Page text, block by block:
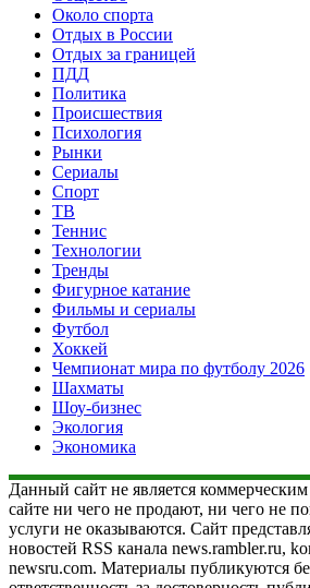
Около спорта
Отдых в России
Отдых за границей
ПДД
Политика
Происшествия
Психология
Рынки
Сериалы
Спорт
ТВ
Теннис
Технологии
Тренды
Фигурное катание
Фильмы и сериалы
Футбол
Хоккей
Чемпионат мира по футболу 2026
Шахматы
Шоу-бизнес
Экология
Экономика
Данный сайт не является
сайте ни чего не продают, ни чего не
услуги не оказываются. Сайт
новостей RSS канала news.rambler.ru,
newsru.com. Материалы публикуются